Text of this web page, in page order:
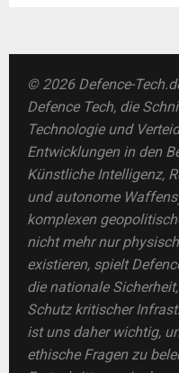
© 2026 Defence-
Defence Tech, die
Technologie und
Entwicklungen in den
Künstliche Intelligenz,
und autonome
komplexen
nicht mehr nur
existieren, spielt
die nationale
Schutz kritischer
ist uns daher wichtig,
ethische Fragen zu